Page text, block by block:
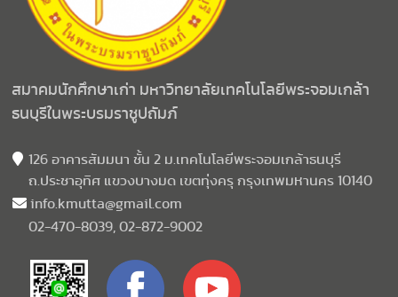
สมาคมนักศึกษาเก่า มหาวิทยาลัยเทคโนโลยีพระจอมเกล้า
ธนบุรีในพระบรมราชูปถัมภ์
126 อาคารสัมมนา ชั้น 2 ม.เทคโนโลยีพระจอมเกล้าธนบุรี
ถ.ประชาอุทิศ แขวงบางมด เขตทุ่งครุ กรุงเทพมหานคร 10140
info.kmutta@gmail.com
02-470-8039, 02-872-9002